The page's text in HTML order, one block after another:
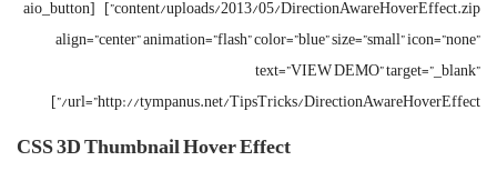
content/uploads/2013/05/DirectionAwareHoverEffect.zip”] [aio_button
align=”center” animation=”flash” color=”blue” size=”small” icon=”none”
text=”VIEW DEMO” target=”_blank”
url=”http://tympanus.net/TipsTricks/DirectionAwareHoverEffect/”]
CSS 3D Thumbnail Hover Effect